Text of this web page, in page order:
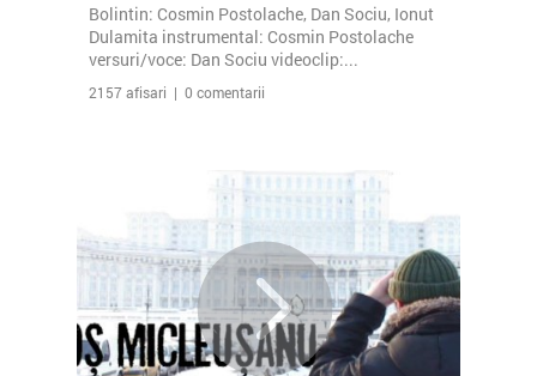
Bolintin: Cosmin Postolache, Dan Sociu, Ionut
Dulamita instrumental: Cosmin Postolache
versuri/voce: Dan Sociu videoclip:...
2157 afisari | 0 comentarii